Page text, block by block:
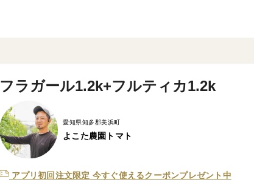
フラガール1.2k+フルティカ1.2k
愛知県知多郡美浜町
よこた農園トマト
アプリ初回注文限定 今すぐ使えるクーポンプレゼント中